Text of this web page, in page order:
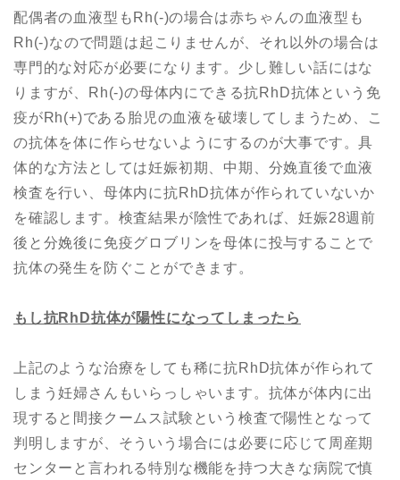
配偶者の血液型もRh(-)の場合は赤ちゃんの血液型も
Rh(-)なので問題は起こりませんが、それ以外の場合は
専門的な対応が必要になります。少し難しい話にはな
りますが、Rh(-)の母体内にできる抗RhD抗体という免
疫がRh(+)である胎児の血液を破壊してしまうため、こ
の抗体を体に作らせないようにするのが大事です。具
体的な方法としては妊娠初期、中期、分娩直後で血液
検査を行い、母体内に抗RhD抗体が作られていないか
を確認します。検査結果が陰性であれば、妊娠28週前
後と分娩後に免疫グロブリンを母体に投与することで
抗体の発生を防ぐことができます。
もし抗RhD抗体が陽性になってしまったら
上記のような治療をしても稀に抗RhD抗体が作られて
しまう妊婦さんもいらっしゃいます。抗体が体内に出
現すると間接クームス試験という検査で陽性となって
判明しますが、そういう場合には必要に応じて周産期
センターと言われる特別な機能を持つ大きな病院で慎